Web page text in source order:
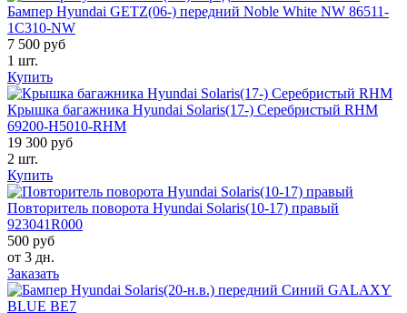
Бампер Hyundai GETZ(06-) передний Noble White NW 86511-
1C310-NW
7 500 руб
1 шт.
Купить
Крышка багажника Hyundai Solaris(17-) Серебристый RHM
69200-H5010-RHM
19 300 руб
2 шт.
Купить
Повторитель поворота Hyundai Solaris(10-17) правый
923041R000
500 руб
от 3 дн.
Заказать